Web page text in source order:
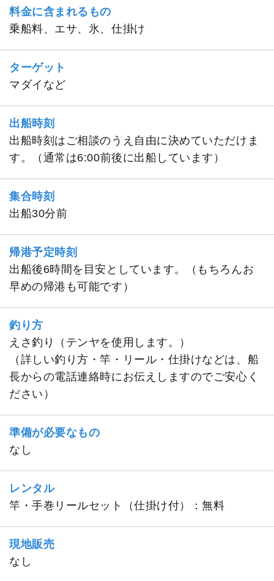
料金に含まれるもの
乗船料、エサ、氷、仕掛け
ターゲット
マダイなど
出船時刻
出船時刻はご相談のうえ自由に決めていただけま
す。（通常は6:00前後に出船しています）
集合時刻
出船30分前
帰港予定時刻
出船後6時間を目安としています。（もちろんお
早めの帰港も可能です）
釣り方
えさ釣り（テンヤを使用します。）
（詳しい釣り方・竿・リール・仕掛けなどは、船
長からの電話連絡時にお伝えしますのでご安心く
ださい）
準備が必要なもの
なし
レンタル
竿・手巻リールセット（仕掛け付）：無料
現地販売
なし